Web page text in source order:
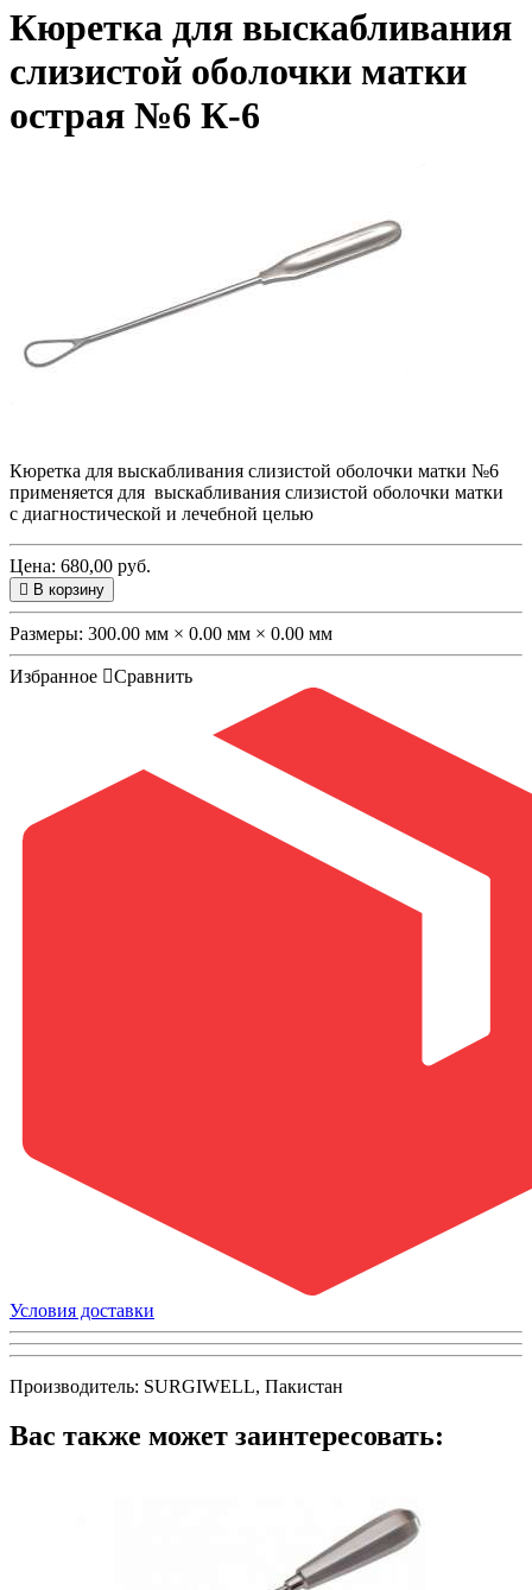
Кюретка для выскабливания
слизистой оболочки матки
острая №6 К-6
Кюретка для выскабливания слизистой оболочки матки №6
применяется для выскабливания слизистой оболочки матки
с диагностической и лечебной целью
Цена: 680,00 руб.
В корзину
Размеры: 300.00 мм × 0.00 мм × 0.00 мм
Избранное Сравнить
Условия доставки
Производитель: SURGIWELL, Пакистан
Вас также может заинтересовать: